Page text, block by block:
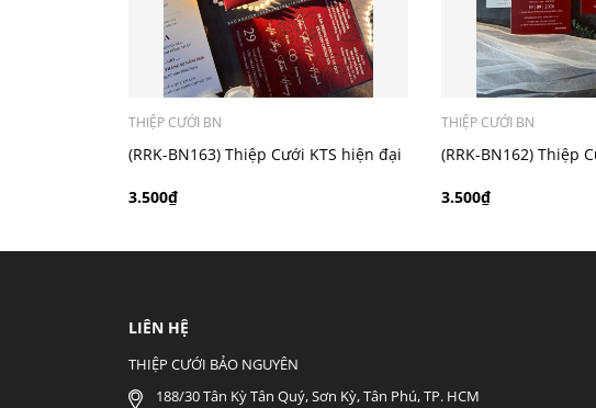
THIỆP CƯỚI BN
(RRK-BN163) Thiệp Cưới KTS hiện đại
3.500₫
THIỆP CƯỚI BN
(RRK-BN162) Thiệp
3.500₫
LIÊN HỆ
THIỆP CƯỚI BẢO NGUYÊN
188/30 Tân Kỳ Tân Quý, Sơn Kỳ, Tân Phú, TP. HCM